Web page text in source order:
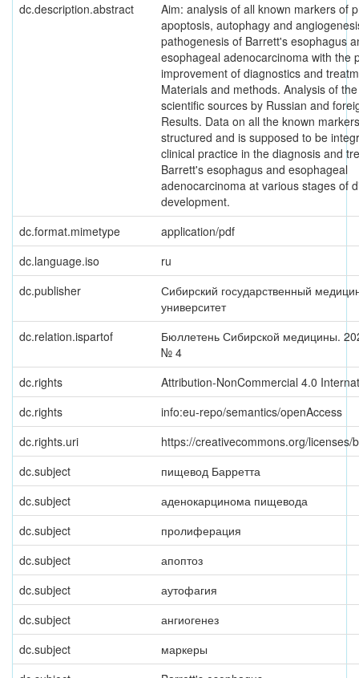
dc.description.abstract
Aim: analysis of all known markers of
apoptosis, autophagy and
pathogenesis of Barrett's esophagus
esophageal adenocarcinoma with the
improvement of diagnostics and
Materials and methods. Analysis of
scientific sources by Russian and
Results. Data on all the known
structured and is supposed to be
clinical practice in the diagnosis and
Barrett's esophagus and esophageal
adenocarcinoma at various stages of
development.
dc.format.mimetype
application/pdf
dc.language.iso
ru
dc.publisher
Сибирский государственный
университет
dc.relation.ispartof
Бюллетень Сибирской медицины.
№ 4
dc.rights
Attribution-NonCommercial 4.0
dc.rights
info:eu-repo/semantics/openAccess
dc.rights.uri
https://creativecommons.org/licenses/
dc.subject
пищевод Барретта
dc.subject
аденокарцинома пищевода
dc.subject
пролиферация
dc.subject
апоптоз
dc.subject
аутофагия
dc.subject
ангиогенез
dc.subject
маркеры